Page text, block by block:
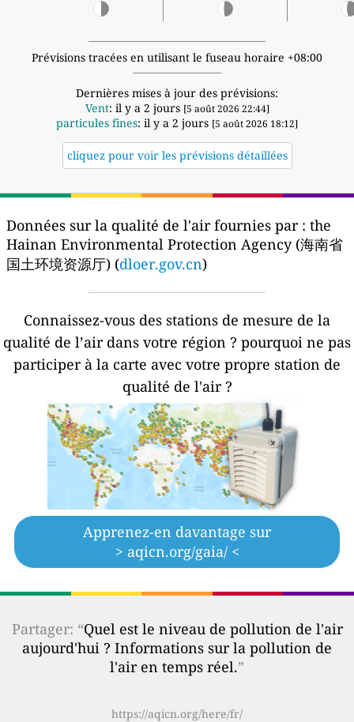
Prévisions tracées en utilisant le fuseau horaire +08:00
Dernières mises à jour des prévisions:
Vent: il y a 2 jours [5 août 2026 22:44]
particules fines: il y a 2 jours [5 août 2026 18:12]
cliquez pour voir les prévisions détaillées
Données sur la qualité de l'air fournies par : the
Hainan Environmental Protection Agency (海南省
国土环境资源厅) (dloer.gov.cn)
Connaissez-vous des stations de mesure de la
qualité de l’air dans votre région ? pourquoi ne pas
participer à la carte avec votre propre station de
qualité de l'air ?
Apprenez-en davantage sur
> aqicn.org/gaia/ <
Partager: “Quel est le niveau de pollution de l'air
aujourd'hui ? Informations sur la pollution de
l'air en temps réel.”
https://aqicn.org/here/fr/